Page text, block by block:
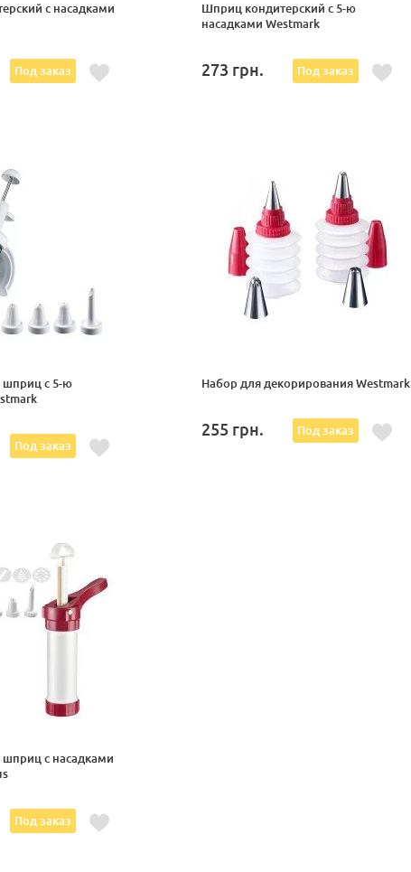
с насадками
Под заказ
Шприц кондитерский с 5-ю
насадками Westmark
273 грн. Под заказ
шприц с 5-ю
Под заказ
Набор для декорирования Westmark
255 грн. Под заказ
шприц с насадками
Под заказ